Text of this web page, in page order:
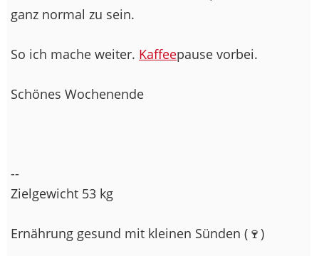
ganz normal zu sein.
So ich mache weiter. Kaffeepause vorbei.
Schönes Wochenende
--
Zielgewicht 53 kg
Ernährung gesund mit kleinen Sünden (🍷)